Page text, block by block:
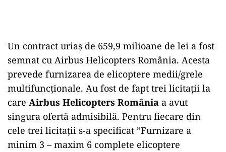
Un contract uriaș de 659,9 milioane de lei a fost
semnat cu Airbus Helicopters România. Acesta
prevede furnizarea de elicoptere medii/grele
multifuncționale. Au fost de fapt trei licitații la
care Airbus Helicopters România a avut
singura ofertă admisibilă. Pentru fiecare din
cele trei licitații s-a specificat ”Furnizare a
minim 3 – maxim 6 complete elicoptere